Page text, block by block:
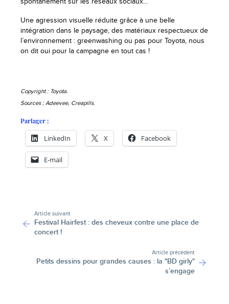
spontanément sur les réseaux sociaux…
Une agression visuelle réduite grâce à une belle
intégration dans le paysage, des matériaux respectueux de
l’environnement : greenwashing ou pas pour Toyota, nous
on dit oui pour la campagne en tout cas !
Copyright : Toyota.
Sources ; Adeevee, Creapills.
Partager :
LinkedIn X Facebook
E-mail
Article suivant
Festival Hairfest : des cheveux contre une place de
concert !
Article précédent
Petits dessins pour grandes causes : la "BD girly"
s’engage